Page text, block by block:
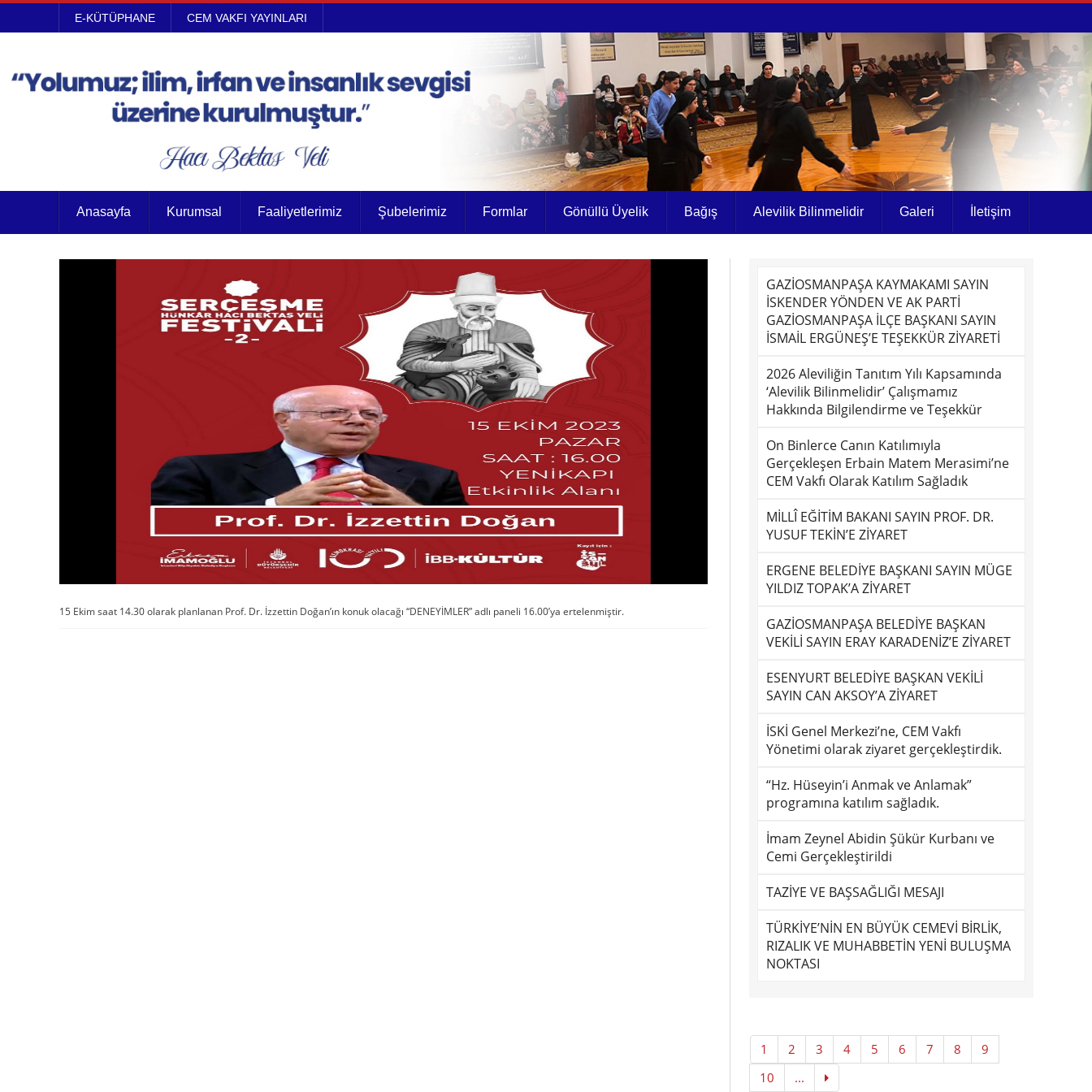
E-KÜTÜPHANE CEM VAKFI YAYINLARI
Anasayfa Kurumsal Faaliyetlerimiz Şubelerimiz Formlar Gönüllü Üyelik Bağış Alevilik Bilinmelidir Galeri İletişim
15 Ekim saat 14.30 olarak planlanan Prof. Dr. İzzettin Doğan’ın konuk olacağı “DENEYİMLER” adlı paneli 16.00’ya ertelenmiştir.
GAZİOSMANPAŞA KAYMAKAMI SAYIN
İSKENDER YÖNDEN VE AK PARTİ
GAZİOSMANPAŞA İLÇE BAŞKANI SAYIN
İSMAİL ERGÜNEŞ’E TEŞEKKÜR ZİYARETİ
2026 Aleviliğin Tanıtım Yılı Kapsamında
‘Alevilik Bilinmelidir’ Çalışmamız
Hakkında Bilgilendirme ve Teşekkür
On Binlerce Canın Katılımıyla
Gerçekleşen Erbain Matem Merasimi’ne
CEM Vakfı Olarak Katılım Sağladık
MİLLÎ EĞİTİM BAKANI SAYIN PROF. DR.
YUSUF TEKİN’E ZİYARET
ERGENE BELEDİYE BAŞKANI SAYIN MÜGE
YILDIZ TOPAK’A ZİYARET
GAZİOSMANPAŞA BELEDİYE BAŞKAN
VEKİLİ SAYIN ERAY KARADENİZ’E ZİYARET
ESENYURT BELEDİYE BAŞKAN VEKİLİ
SAYIN CAN AKSOY’A ZİYARET
İSKİ Genel Merkezi’ne, CEM Vakfı
Yönetimi olarak ziyaret gerçekleştirdik.
“Hz. Hüseyin’i Anmak ve Anlamak”
programına katılım sağladık.
İmam Zeynel Abidin Şükür Kurbanı ve
Cemi Gerçekleştirildi
TAZİYE VE BAŞSAĞLIĞI MESAJI
TÜRKİYE’NİN EN BÜYÜK CEMEVİ BİRLİK,
RIZALIK VE MUHABBETİN YENİ BULUŞMA
NOKTASI
1 2 3 4 5 6 7 8
9
10
...